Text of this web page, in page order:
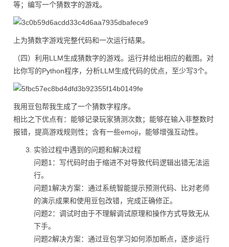
等；编写一个猜数字的游戏。
上为猜数字游戏完整代码和一次运行结果。
（四）利用LLM生成猜数字的游戏。运行并给出相应的截图。对
比你写的Python程序，分析LLM生成代码的优点，至少写3个。
我用豆包帮我生成了一个猜数字程序。
相比之下优点有：能够记录玩家猜测次数；能够在输入非整数时
报错，提高游戏规则性；含有一些emoji，能够增强互动性。
实验过程中遇到的问题和解决过程
问题1：写代码时由于缩进不对导致代码逻辑出错无法运
行。
问题1解决方案：通过系统智能提示预测代码、比对老师
的演示成果和使用豆包改错，完成正确修正。
问题2：调试时由于不理解调试原理和操作方式导致无从
下手。
问题2解决方案：通过豆包学习如何添加断点，逐步运行